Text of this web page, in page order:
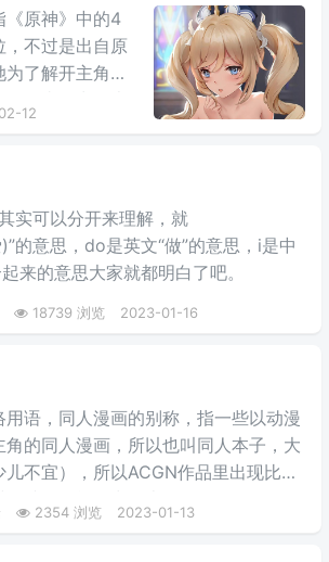
《原神》中的4
不过是出自原
了解开主角身
芭拉本子，原
12
实可以分开来理解，就
的意思，do是英文“做”的意思，i是中
来的意思大家就都明白了吧。
18739 浏览 2023-01-16
语，同人漫画的别称，指一些以动漫
的同人漫画，所以也叫同人本子，大
不宜），所以ACGN作品里出现比较
候就有可能会出现本子。
2354 浏览 2023-01-13